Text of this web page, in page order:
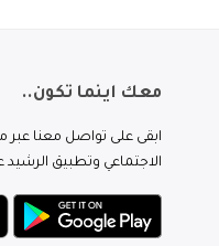
معك اينما تكون..
ابقى على تواصل معنا عبر
الاجتماعي وتطبيق الرشيد